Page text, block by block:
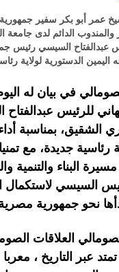
عمر أبو بكر سفير
الدائم لدى جامعة
عبدالفتاح السيسي رئيس
اليمين الدستورية لولاية
في بيان له
للرئيس
بمناسبة
رئاسية جديدة، مع
البناء والتنمية
السيسي لاستكمال
نحو جمهورية
العلاقات
عبر التاريخ ،